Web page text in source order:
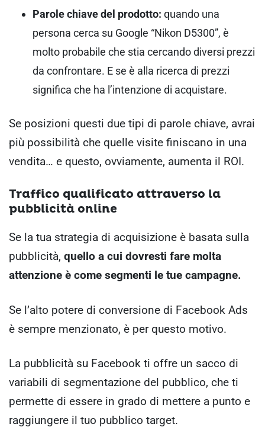
Parole chiave del prodotto: quando una
persona cerca su Google “Nikon D5300”, è
molto probabile che stia cercando diversi prezzi
da confrontare. E se è alla ricerca di prezzi
significa che ha l’intenzione di acquistare.
Se posizioni questi due tipi di parole chiave, avrai
più possibilità che quelle visite finiscano in una
vendita… e questo, ovviamente, aumenta il ROI.
Traffico qualificato attraverso la
pubblicità online
Se la tua strategia di acquisizione è basata sulla
pubblicità, quello a cui dovresti fare molta
attenzione è come segmenti le tue campagne.
Se l’alto potere di conversione di Facebook Ads
è sempre menzionato, è per questo motivo.
La pubblicità su Facebook ti offre un sacco di
variabili di segmentazione del pubblico, che ti
permette di essere in grado di mettere a punto e
raggiungere il tuo pubblico target.